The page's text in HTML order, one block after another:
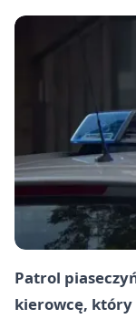
Patrol
kierowcę,